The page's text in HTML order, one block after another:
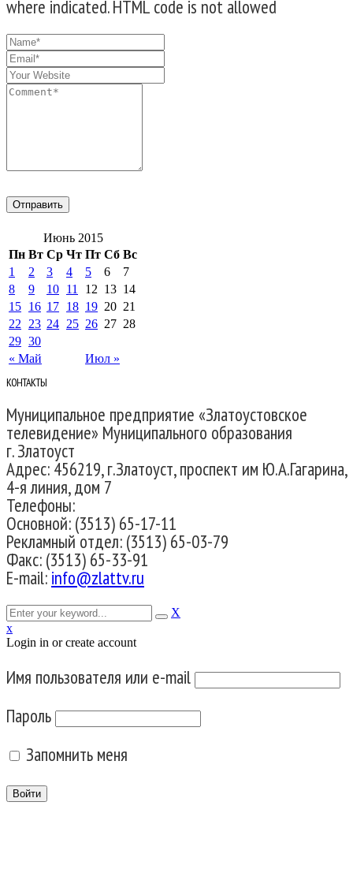
where indicated. HTML code is not allowed
Июнь 2015
Пн Вт Ср Чт Пт Сб Вс
« Май Июл »
1 2 3 4 5 6
7
8
9 10 11 12 13 14
15 16 17 18 19 20 21
22
23 24 25 26 27 28
29 30
КОНТАКТЫ
Муниципальное предприятие «Златоустовское
телевидение» Муниципального образования
г. Златоуст
Адрес: 456219, г.Златоуст, проспект им Ю.А.Гагарина,
4-я линия, дом 7
Телефоны:
Основной: (3513) 65-17-11
Рекламный отдел: (3513) 65-03-79
Факс: (3513) 65-33-91
E-mail:info@zlattv.ru
X
x
Login in or create account
Имя пользователя или e-mail
Пароль
Запомнить меня